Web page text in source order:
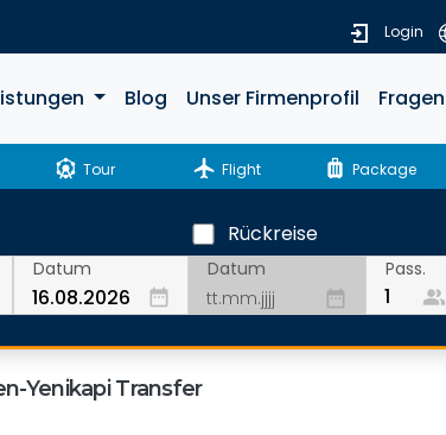
Login
Blog Unser Firmenprofil Fragen
attractions Tour flight Flight luggage Package
Datum
date_range
Rückreise
Datum
date_range
Pass.
people_alt
Yenikapi Transfer